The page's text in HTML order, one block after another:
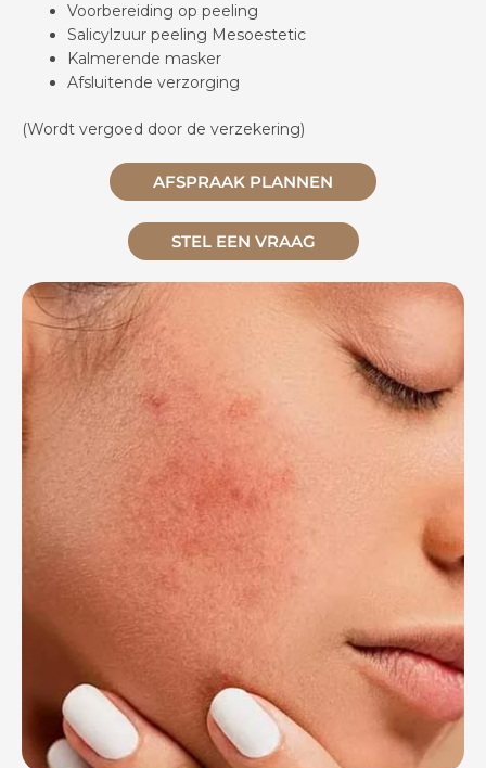
Voorbereiding op peeling
Salicylzuur peeling Mesoestetic
Kalmerende masker
Afsluitende verzorging
(Wordt vergoed door de verzekering)
AFSPRAAK PLANNEN
STEL EEN VRAAG